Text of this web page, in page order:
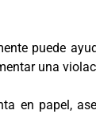
puede
una
en papel,